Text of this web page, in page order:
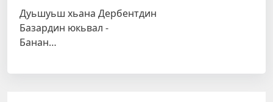
Дуьшуьш хьана Дербентдин
Базардин юкьвал -
Банан…